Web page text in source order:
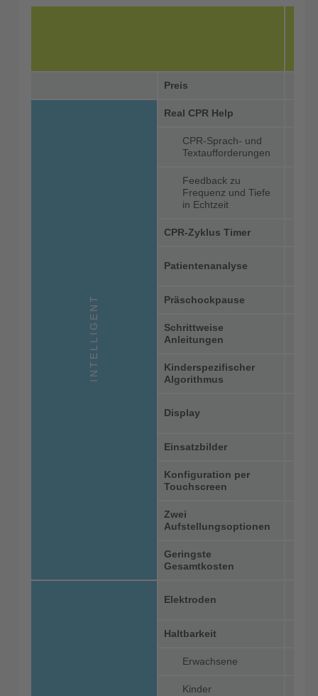
Preis
INTELLIGENT
Real CPR Help
CPR-Sprach- und
Textaufforderungen
Feedback zu
Frequenz und Tiefe
in Echtzeit
CPR-Zyklus Timer
Patientenanalyse
Präschockpause
Schrittweise
Anleitungen
Kinderspezifischer
Algorithmus
Display
Einsatzbilder
Konfiguration per
Touchscreen
Zwei
Aufstellungsoptionen
Geringste
Gesamtkosten
Elektroden
Haltbarkeit
Erwachsene
Kinder